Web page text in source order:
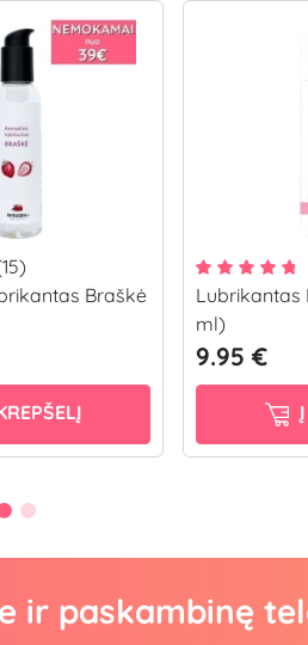
Braškė
Lubrikantas
ml)
9.95 €
ir paskambinę